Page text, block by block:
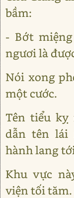
bầm:
- Bớt
ngươi là
Nói xong
một cước.
Tên tiểu kỵ
dẫn tên lái
hành lang
Khu vực
viện tối tăm.